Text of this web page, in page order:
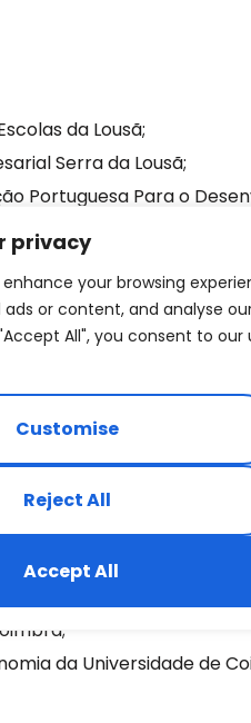
privacy
your browsing
ads or content, and analyse
All", you consent to our
Customise
Reject All
Accept All
da Lousã;
Serra da Lousã;
Portuguesa Para o
de Inovação Social;
a-Nova;
Juventude – Lousã;
e de Condeixa;
de Lousã e Vilarinho;
de Foz de Arouce e Casal e
das Gândaras;
a-Nova;
da Universidade de